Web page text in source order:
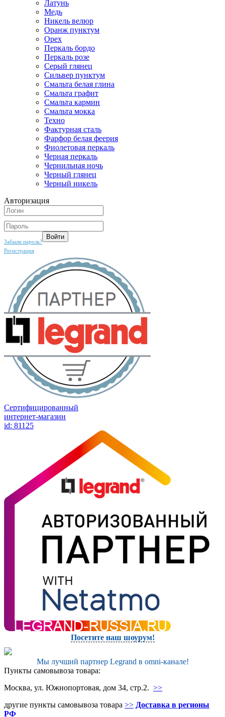
Латунь
Медь
Никель велюр
Оранж пунктум
Орех
Перкаль бордо
Перкаль розе
Серый глянец
Сильвер пунктум
Смальта белая глина
Смальта графит
Смальта кармин
Смальта мокка
Техно
Фактурная сталь
Фарфор белая феерия
Фиолетовая перкаль
Черная перкаль
Чернильная ночь
Черный глянец
Черный никель
Авторизация
Забыли пароль?
Регистрация
Сертифицированный
интернет-магазин
id: 81125
Посетите наш шоурум!
Мы лучший партнер Legrand в omni-канале!
Пункты самовывоза товара:
Москва, ул. Южнопортовая, дом 34, стр.2. >>
другие пункты самовывоза товара >> Доставка в регионы
РФ